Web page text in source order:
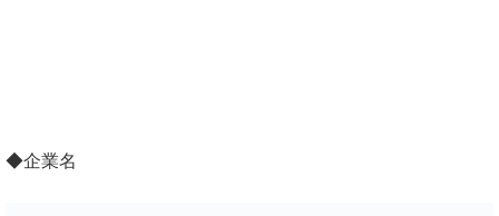
◆企業名